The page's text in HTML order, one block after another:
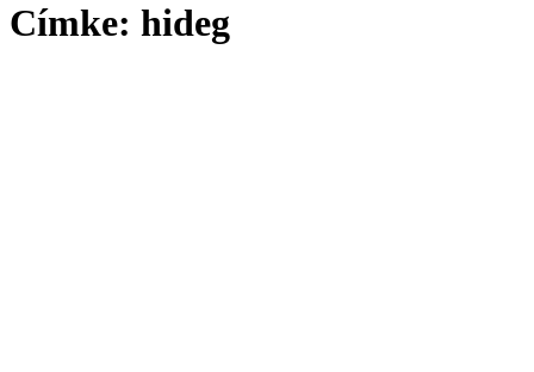
Címke: hideg